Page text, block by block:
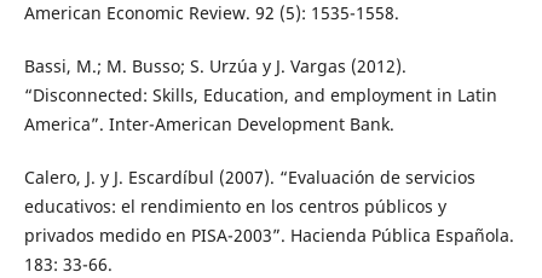
American Economic Review. 92 (5): 1535-1558.
Bassi, M.; M. Busso; S. Urzúa y J. Vargas (2012).
“Disconnected: Skills, Education, and employment in Latin
America”. Inter-American Development Bank.
Calero, J. y J. Escardíbul (2007). “Evaluación de servicios
educativos: el rendimiento en los centros públicos y
privados medido en PISA-2003”. Hacienda Pública Española.
183: 33-66.